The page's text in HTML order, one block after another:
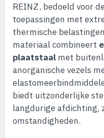
REINZ, bedoeld voor
toepassingen met
thermische
materiaal combineert
plaatstaal met
anorganische vezels
biedt uitzonderlijke
langdurige afdichting,
omstandigheden.